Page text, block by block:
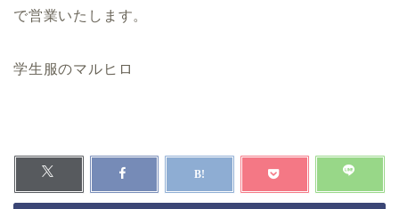
で営業いたします。
学生服のマルヒロ